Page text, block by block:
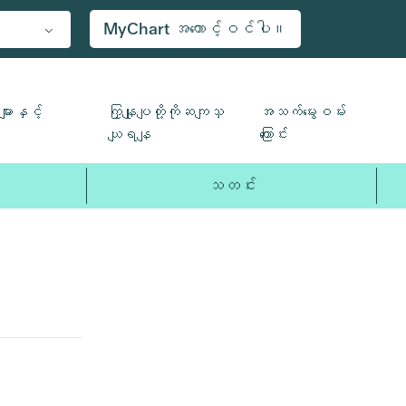
MyChart အကောင့်ဝင်ပါ။
ားနှင့်
ကြှနျုပျတို့ကိုဆကျသှ
ယျရနျ
အသက်မွေးဝမ်း
ကြောင်း
သတင်း